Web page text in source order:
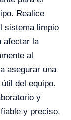
Realice
sistema limpio
afectar la
al
asegurar una
del equipo.
y
y preciso,